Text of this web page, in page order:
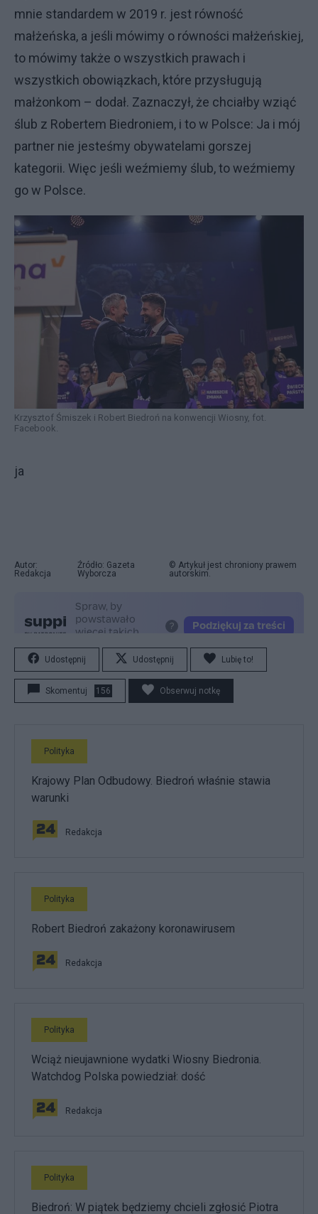
mnie standardem w 2019 r. jest równość
małżeńska, a jeśli mówimy o równości małżeńskiej,
to mówimy także o wszystkich prawach i
wszystkich obowiązkach, które przysługują
małżonkom – dodał. Zaznaczył, że chciałby wziąć
ślub z Robertem Biedroniem, i to w Polsce: Ja i mój
partner nie jesteśmy obywatelami gorszej
kategorii. Więc jeśli weźmiemy ślub, to weźmiemy
go w Polsce.
Krzysztof Śmiszek i Robert Biedroń na konwencji Wiosny, fot.
Facebook.
ja
Autor:
Redakcja
Źródło: Gazeta
Wyborcza
© Artykuł jest chroniony prawem
autorskim.
Udostępnij Udostępnij Lubię to!
Skomentuj 156 Obserwuj notkę
Polityka
Krajowy Plan Odbudowy. Biedroń właśnie stawia
warunki
Redakcja
Polityka
Robert Biedroń zakażony koronawirusem
Redakcja
Polityka
Wciąż nieujawnione wydatki Wiosny Biedronia.
Watchdog Polska powiedział: dość
Redakcja
Polityka
Biedroń: W piątek będziemy chcieli zgłosić Piotra